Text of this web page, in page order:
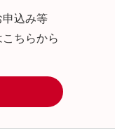
申込み等
ちらから